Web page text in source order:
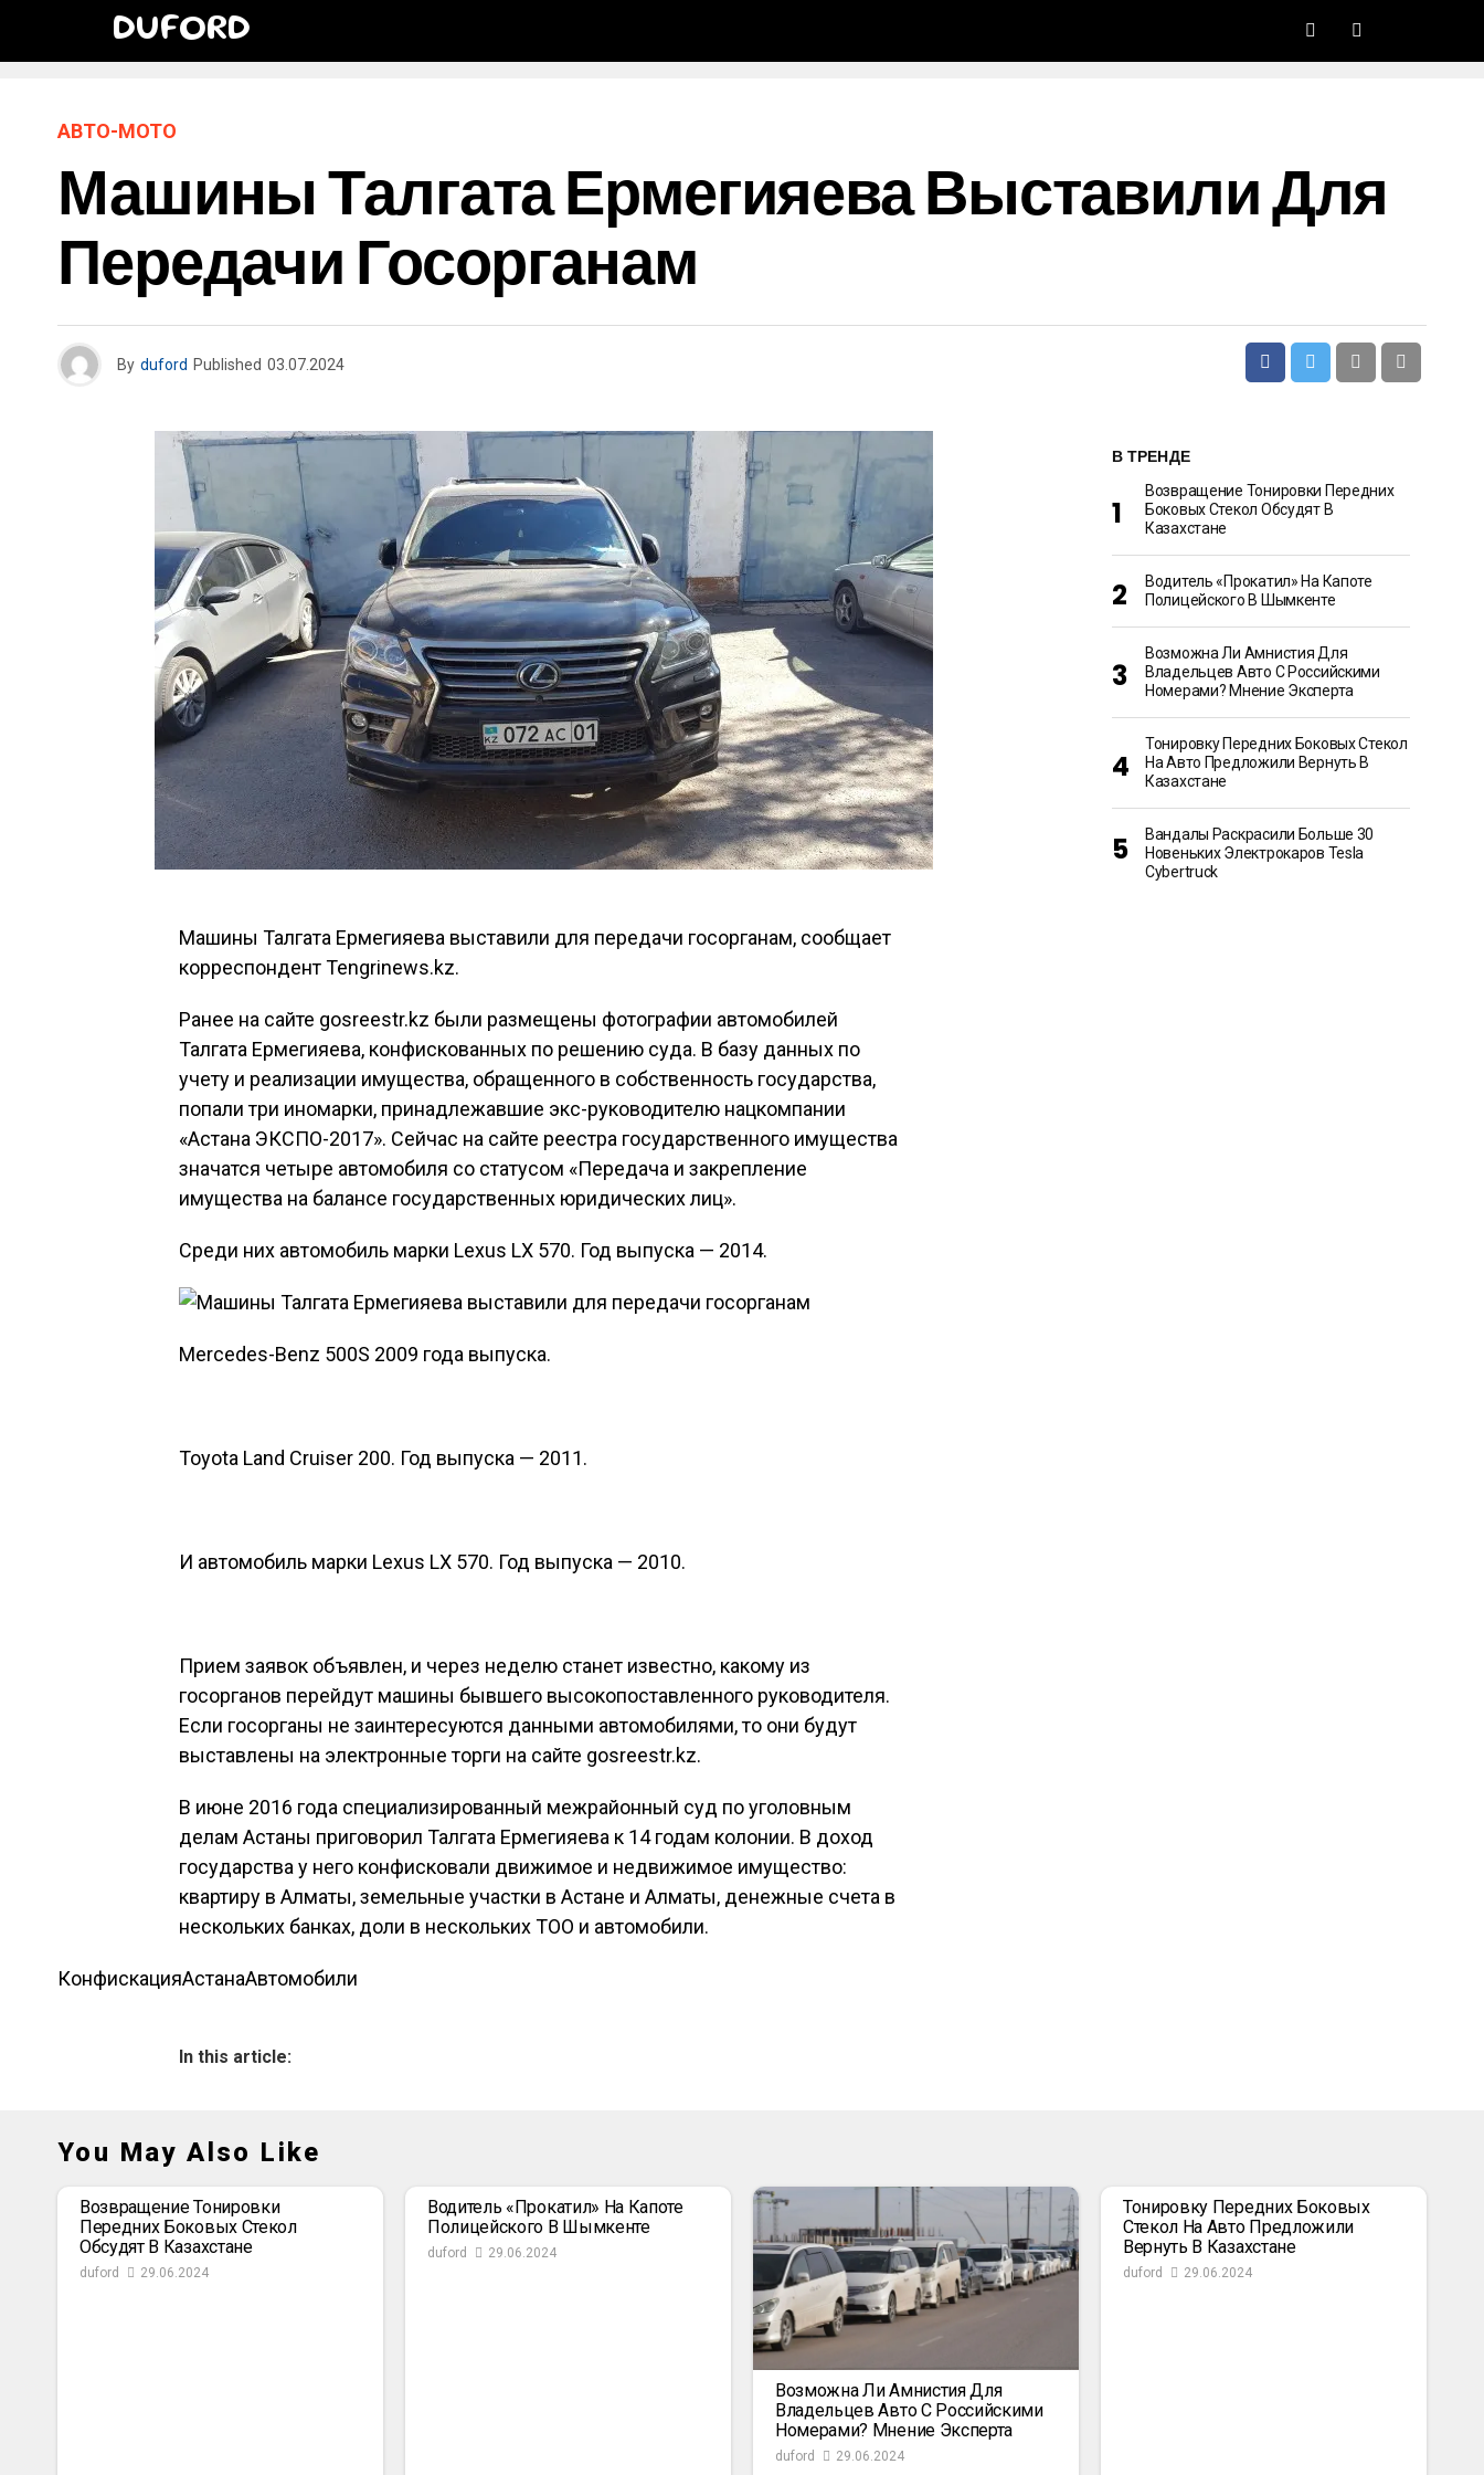
DUFORD
АВТО-МОТО
Машины Талгата Ермегияева Выставили Для
Передачи Госорганам
By duford Published 03.07.2024
Машины Талгата Ермегияева выставили для передачи госорганам, сообщает
корреспондент Tengrinews.kz.
Ранее на сайте gosreestr.kz были размещены фотографии автомобилей
Талгата Ермегияева, конфискованных по решению суда. В базу данных по
учету и реализации имущества, обращенного в собственность государства,
попали три иномарки, принадлежавшие экс-руководителю нацкомпании
«Астана ЭКСПО-2017». Сейчас на сайте реестра государственного имущества
значатся четыре автомобиля со статусом «Передача и закрепление
имущества на балансе государственных юридических лиц».
Среди них автомобиль марки Lexus LX 570. Год выпуска — 2014.
Mercedes-Benz 500S 2009 года выпуска.
Toyota Land Cruiser 200. Год выпуска — 2011.
И автомобиль марки Lexus LX 570. Год выпуска — 2010.
Прием заявок объявлен, и через неделю станет известно, какому из
госорганов перейдут машины бывшего высокопоставленного руководителя.
Если госорганы не заинтересуются данными автомобилями, то они будут
выставлены на электронные торги на сайте gosreestr.kz.
В июне 2016 года специализированный межрайонный суд по уголовным
делам Астаны приговорил Талгата Ермегияева к 14 годам колонии. В доход
государства у него конфисковали движимое и недвижимое имущество:
квартиру в Алматы, земельные участки в Астане и Алматы, денежные счета в
нескольких банках, доли в нескольких ТОО и автомобили.
КонфискацияАстанаАвтомобили
In this article:
В ТРЕНДЕ
Возвращение Тонировки Передних
Боковых Стекол Обсудят В
Казахстане
Водитель «прокатил» На Капоте
Полицейского В Шымкенте
Возможна Ли Амнистия Для
Владельцев Авто С Российскими
Номерами? Мнение Эксперта
Тонировку Передних Боковых Стекол
На Авто Предложили Вернуть В
Казахстане
Вандалы Раскрасили Больше 30
Новеньких Электрокаров Tesla
Cybertruck
You May Also Like
Возвращение Тонировки
Передних Боковых Стекол
Обсудят В Казахстане
duford 29.06.2024
Водитель «прокатил» На Капоте
Полицейского В Шымкенте
duford 29.06.2024
Возможна Ли Амнистия Для
Владельцев Авто С Российскими
Номерами? Мнение Эксперта
duford 29.06.2024
Тонировку Передних Боковых
Стекол На Авто Предложили
Вернуть В Казахстане
duford 29.06.2024